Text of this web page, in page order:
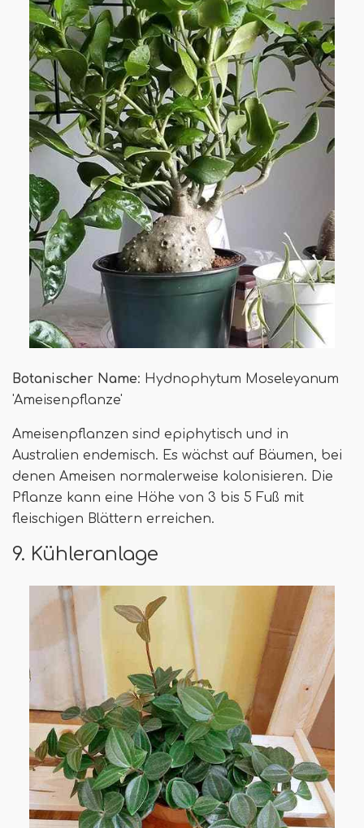
Botanischer Name: Hydnophytum Moseleyanum
'Ameisenpflanze'
Ameisenpflanzen sind epiphytisch und in
Australien endemisch. Es wächst auf Bäumen, bei
denen Ameisen normalerweise kolonisieren. Die
Pflanze kann eine Höhe von 3 bis 5 Fuß mit
fleischigen Blättern erreichen.
9. Kühleranlage